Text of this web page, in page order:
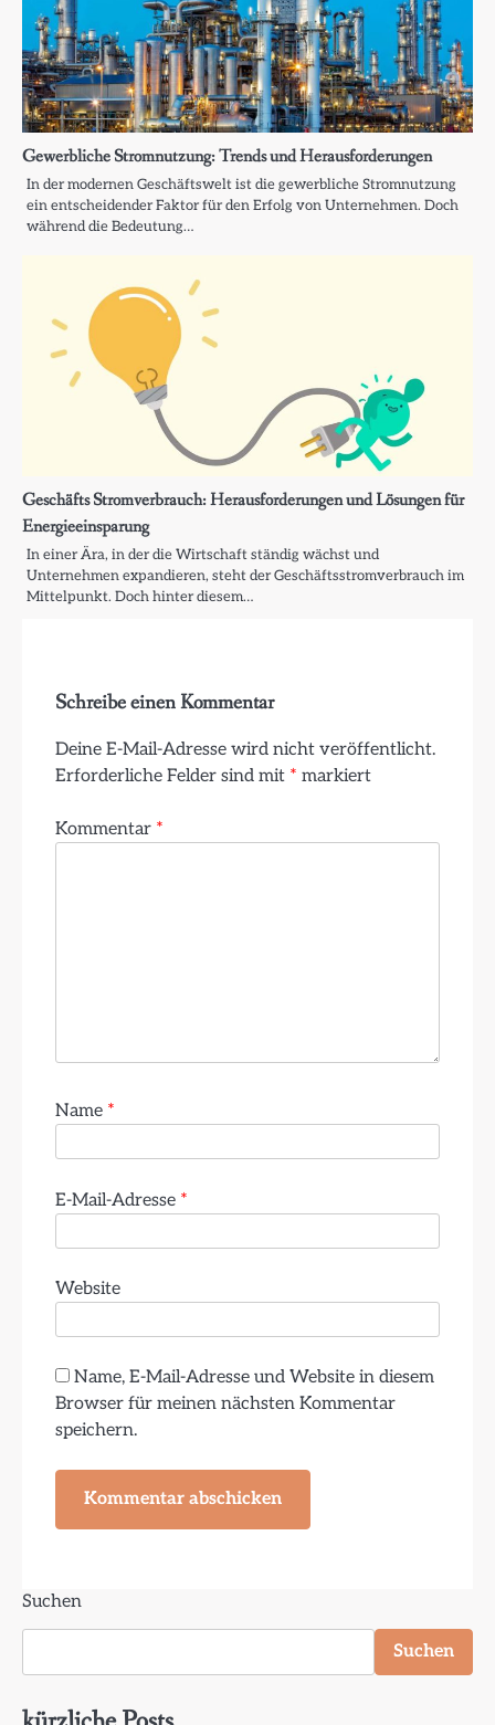
Gewerbliche Stromnutzung: Trends und Herausforderungen
In der modernen Geschäftswelt ist die gewerbliche Stromnutzung
ein entscheidender Faktor für den Erfolg von Unternehmen. Doch
während die Bedeutung…
Geschäfts Stromverbrauch: Herausforderungen und Lösungen für
Energieeinsparung
In einer Ära, in der die Wirtschaft ständig wächst und
Unternehmen expandieren, steht der Geschäftsstromverbrauch im
Mittelpunkt. Doch hinter diesem…
Schreibe einen Kommentar
Deine E-Mail-Adresse wird nicht veröffentlicht.
Erforderliche Felder sind mit * markiert
Kommentar *
Name *
E-Mail-Adresse *
Website
Name, E-Mail-Adresse und Website in diesem
Browser für meinen nächsten Kommentar
speichern.
Suchen
Suchen